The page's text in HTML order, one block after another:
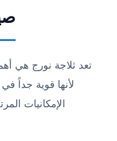
تعد ثلاجة نورج هي أهم
لأنها قوية جداً
الإمكانيات